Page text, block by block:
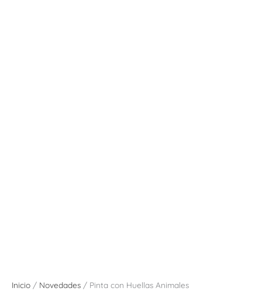
Inicio / Novedades / Pinta con Huellas Animales